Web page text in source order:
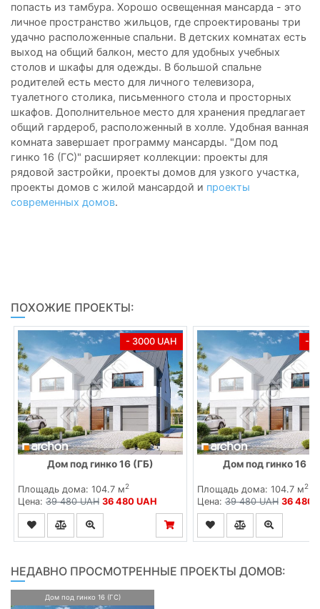
попасть из тамбура. Хорошо освещенная мансарда - это
личное пространство жильцов, где спроектированы три
удачно расположенные спальни. В детских комнатах есть
выход на общий балкон, место для удобных учебных
столов и шкафы для одежды. В большой спальне
родителей есть место для личного телевизора,
туалетного столика, письменного стола и просторных
шкафов. Дополнительное место для хранения предлагает
общий гардероб, расположенный в холле. Удобная ванная
комната завершает программу мансарды. "Дом под
гинко 16 (ГС)" расширяет коллекции: проекты для
рядовой застройки, проекты домов для узкого участка,
проекты домов с жилой мансардой и проекты
современных домов.
ПОХОЖИЕ ПРОЕКТЫ:
- 3000 UAH
Дом под гинко 16 (ГБ)
Площадь дома: 104.7 м2
Цена: 39 480 UAH 36 480 UAH
-
Дом под гинко 16
Площадь дома: 104.7 м2
Цена:39 480 UAH 36 480
НЕДАВНО ПРОСМОТРЕННЫЕ ПРОЕКТЫ ДОМОВ:
Дом под гинко 16 (ГС)